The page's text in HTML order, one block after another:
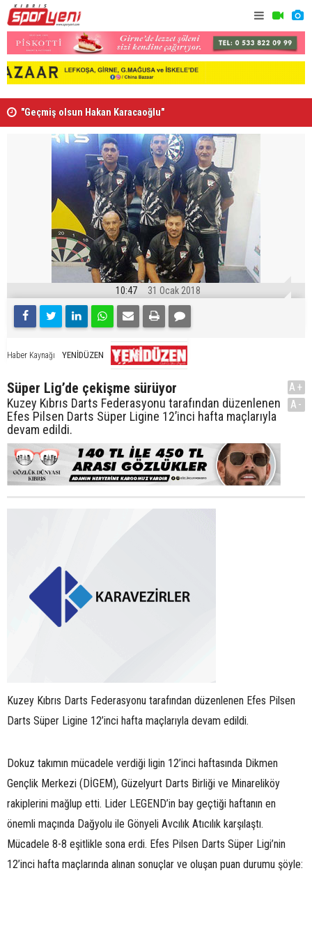
"Geçmiş olsun Hakan Karacaoğlu"
10:47 31 Ocak 2018
Haber Kaynağı YENİDÜZEN
Süper Lig’de çekişme sürüyor
Kuzey Kıbrıs Darts Federasyonu tarafından düzenlenen
Efes Pilsen Darts Süper Ligine 12’inci hafta maçlarıyla
devam edildi.
A+
A-
Kuzey Kıbrıs Darts Federasyonu tarafından düzenlenen Efes Pilsen
Darts Süper Ligine 12’inci hafta maçlarıyla devam edildi.
Dokuz takımın mücadele verdiği ligin 12’inci haftasında Dikmen
Gençlik Merkezi (DİGEM), Güzelyurt Darts Birliği ve Minareliköy
rakiplerini mağlup etti. Lider LEGEND’in bay geçtiği haftanın en
önemli maçında Dağyolu ile Gönyeli Avcılık Atıcılık karşılaştı.
Mücadele 8-8 eşitlikle sona erdi. Efes Pilsen Darts Süper Ligi’nin
12’inci hafta maçlarında alınan sonuçlar ve oluşan puan durumu şöyle: